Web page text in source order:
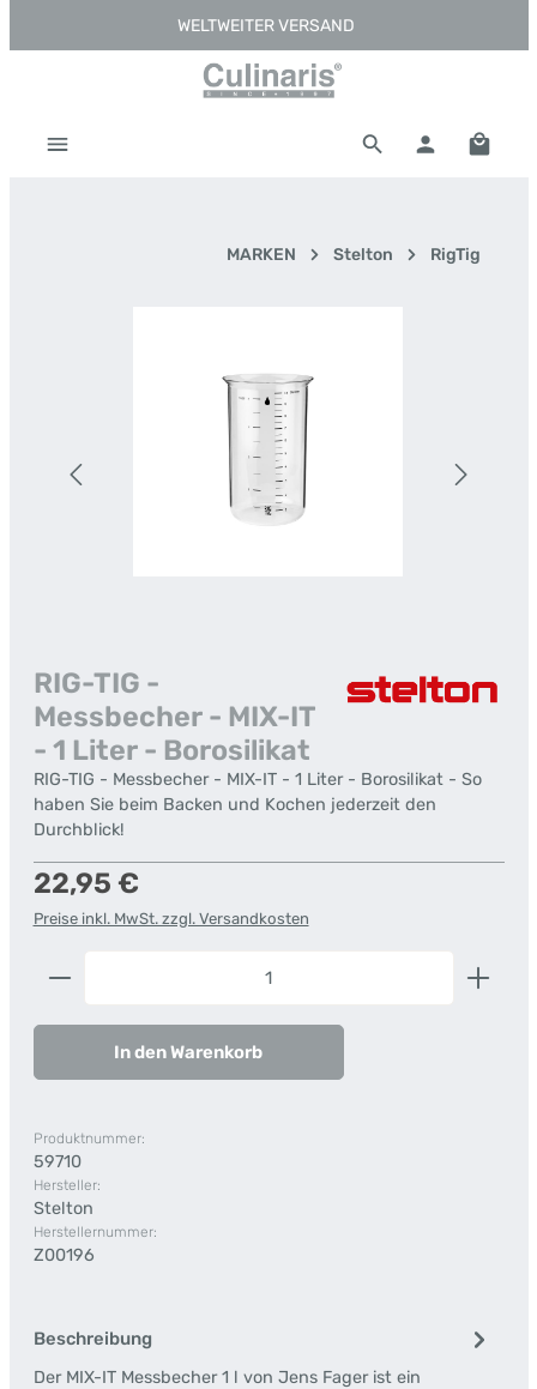
Zum Hauptinhalt springenWELTWEITER VERSAND
MARKEN Stelton RigTig
RIG-TIG -
Messbecher - MIX-IT
- 1 Liter - Borosilikat
RIG-TIG - Messbecher - MIX-IT - 1 Liter - Borosilikat - So
haben Sie beim Backen und Kochen jederzeit den
Durchblick!
Regulärer Preis:
22,95 €
Preise inkl. MwSt. zzgl. Versandkosten
Produkt Anzahl: Gib den gewünschten Wert ein
In den Warenkorb
Produktnummer:
59710
Hersteller:
Stelton
Herstellernummer:
Z00196
Beschreibung
Der MIX-IT Messbecher 1 l von Jens Fager ist ein